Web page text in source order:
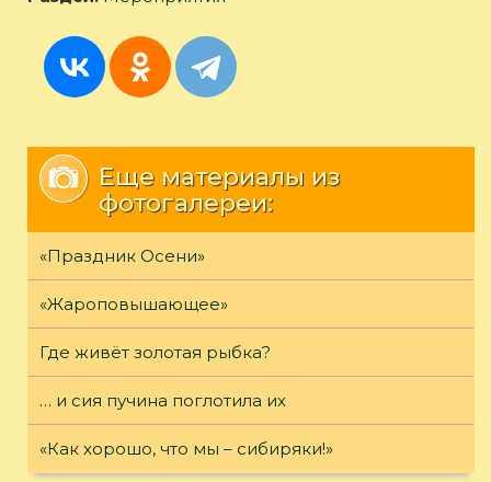
Еще материалы из
фотогалереи:
«Праздник Осени»
«Жароповышающее»
Где живёт золотая рыбка?
… и сия пучина поглотила их
«Как хорошо, что мы – сибиряки!»